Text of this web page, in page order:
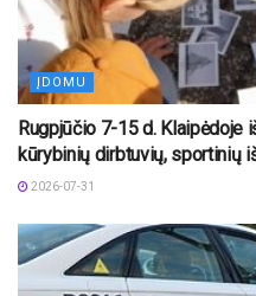
ĮDOMU
Rugpjūčio 7-15 d. Klaipėdoje
kūrybinių dirbtuvių, sportinių
2026-07-31